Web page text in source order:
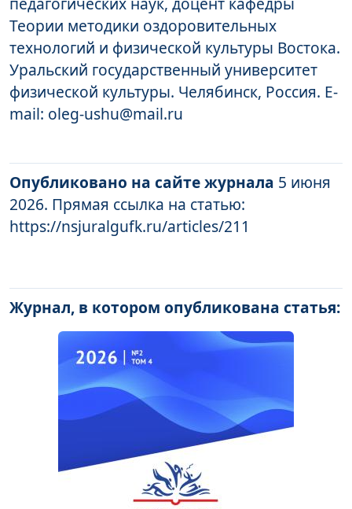
Теории методики оздоровительных
технологий и физической культуры Востока.
Уральский государственный университет
физической культуры. Челябинск, Россия. E-
mail: oleg-ushu@mail.ru
Опубликовано на сайте журнала 5 июня
2026. Прямая ссылка на статью:
https://nsjuralgufk.ru/articles/211
Журнал, в котором опубликована статья: